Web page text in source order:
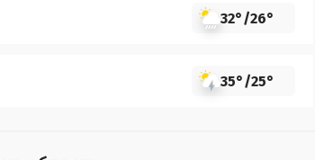
32°/26°
35°/25°